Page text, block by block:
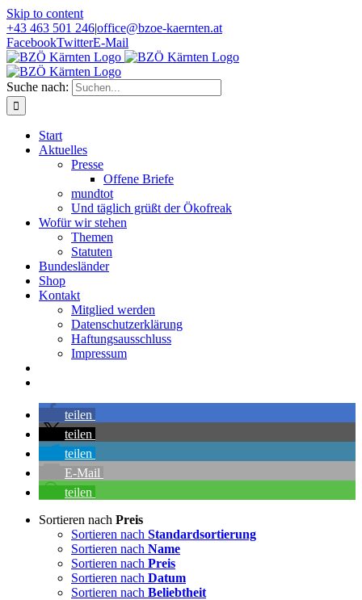
Skip to content
+43 463 501 246|office@bzoe-kaernten.at
FacebookTwitterE-Mail
Suche nach:
Start
Aktuelles
Presse
Offene Briefe
mundtot
Und täglich grüßt der Ökofreak
Wofür wir stehen
Themen
Statuten
Bundesländer
Shop
Kontakt
Mitglied werden
Datenschutzerklärung
Haftungsausschluss
Impressum
teilen
teilen
teilen
E-Mail
teilen
Sortieren nach Preis
Sortieren nach Standardsortierung
Sortieren nach Name
Sortieren nach Preis
Sortieren nach Datum
Sortieren nach Beliebtheit